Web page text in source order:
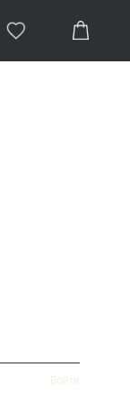
Войти